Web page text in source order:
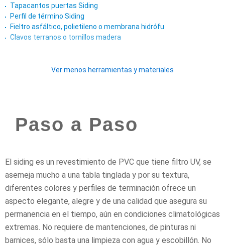
Tapacantos puertas Siding
Perfil de término Siding
Fieltro asfáltico, polietileno o membrana hidrófu
Clavos terranos o tornillos madera
Ver menos herramientas y materiales
Paso a Paso
El siding es un revestimiento de PVC que tiene filtro UV, se
asemeja mucho a una tabla tinglada y por su textura,
diferentes colores y perfiles de terminación ofrece un
aspecto elegante, alegre y de una calidad que asegura su
permanencia en el tiempo, aún en condiciones climatológicas
extremas. No requiere de mantenciones, de pinturas ni
barnices, sólo basta una limpieza con agua y escobillón. No